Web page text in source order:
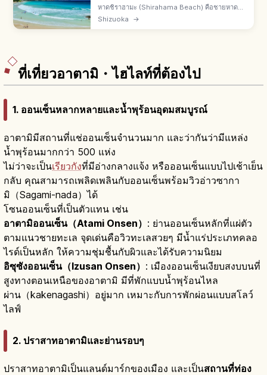
หาดชิราฮามะ (Shirahama Beach) คือชายหาด
เมืองชิโมดะใต้ของคาบสมุทรอิซุ จ.ชิซึโอกะ ทราย
Shizuoka →
ที่เที่ยวอาตามิ・ไฮไลท์ที่ต้องไป
1. ออนเซ็นหลากหลายและน้ำพุร้อนอุดมสมบูรณ์
อาตามิมีสถานที่แช่ออนเซ็นจำนวนมาก และว่ากันว่ามีแหล่ง
น้ำพุร้อนมากกว่า 500 แห่ง
ไม่ว่าจะเป็นเรียวกังที่มีอ่างกลางแจ้ง หรือออนเซ็นแบบไปเช้าเย็น
กลับ คุณสามารถเพลิดเพลินกับออนเซ็นพร้อมวิวอ่าวซากา
มิ（Sagami-nada）ได้
โซนออนเซ็นที่เป็นตัวแทน เช่น
อาตามิออนเซ็น（Atami Onsen） : ย่านออนเซ็นหลักที่แผ่ตัว
ตามแนวชายทะเล จุดเด่นคือวิวทะเลสวยๆ มีน้ำแร่ประเภทคลอ
ไรด์เป็นหลัก ให้ความชุ่มชื้นกับผิวและได้รับความนิยม
อิซุซังออนเซ็น（Izusan Onsen） : เมืองออนเซ็นเงียบสงบบนที่
สูงทางตอนเหนือของอาตามิ มีที่พักแบบน้ำพุร้อนไหล
ผ่าน（kakenagashi）อยู่มาก เหมาะกับการพักผ่อนแบบสโลว์
ไลฟ์
2. ปราสาทอาตามิและย่านรอบๆ
ปราสาทอาตามิเป็นแลนด์มาร์กของเมือง และเป็นสถานที่ท่อง